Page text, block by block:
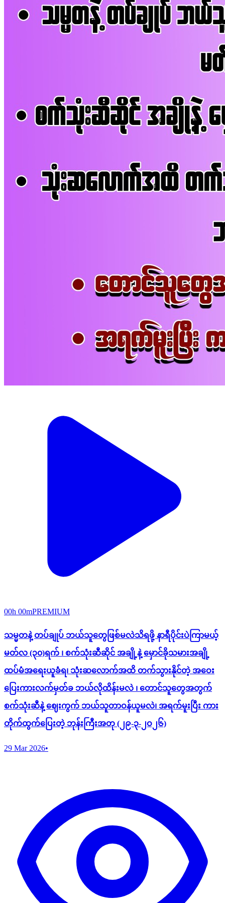
00h 00mPREMIUM
သမ္မတနဲ့ တပ်ချုပ် ဘယ်သူတွေဖြစ်မလဲသိရဖို့ နာရီပိုင်းပဲကြာမယ့်
မတ်လ (၃၀)ရက် ၊ စက်သုံးဆီဆိုင် အချို့နဲ့ မှောင်ခိုသမားအချို့
ထပ်မံအရေးယူခံရ၊ သုံးဆလောက်အထိ တက်သွားနိုင်တဲ့ အဝေး
ပြေးကားလက်မှတ်ခ ဘယ်လိုထိန်းမလဲ ၊ တောင်သူတွေအတွက်
စက်သုံးဆီနဲ့ ဈေးကွက် ဘယ်သူတာဝန်ယူမလဲ၊ အရက်မူးပြီး ကား
တိုက်ထွက်ပြေးတဲ့ ဘုန်းကြီးအတု (၂၉-၃-၂ဝ၂၆)
29 Mar 2026•